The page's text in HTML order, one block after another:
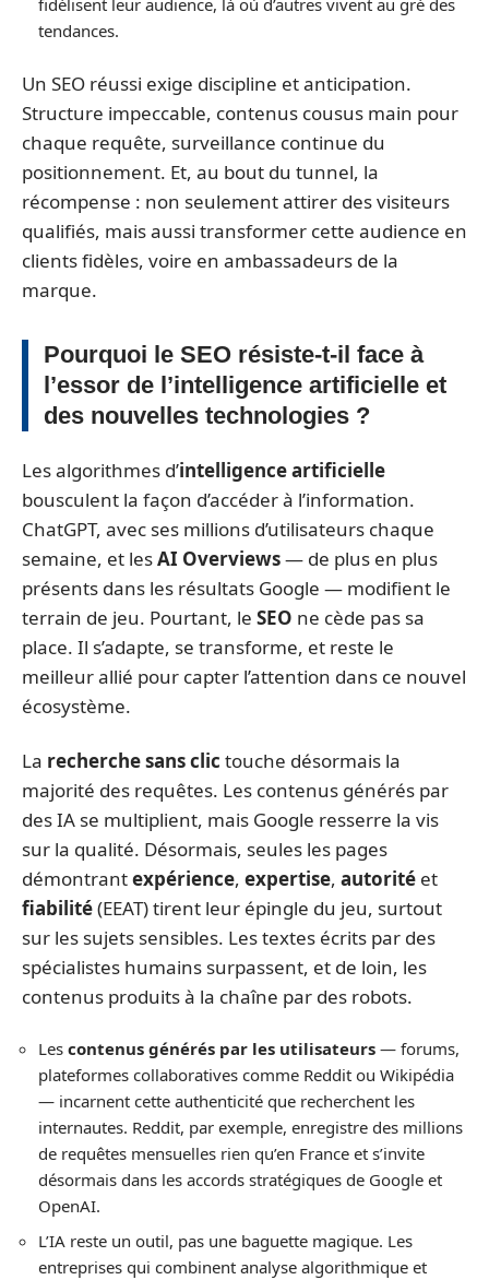
fidélisent leur audience, là où d’autres vivent au gré des
tendances.
Un SEO réussi exige discipline et anticipation.
Structure impeccable, contenus cousus main pour
chaque requête, surveillance continue du
positionnement. Et, au bout du tunnel, la
récompense : non seulement attirer des visiteurs
qualifiés, mais aussi transformer cette audience en
clients fidèles, voire en ambassadeurs de la
marque.
Pourquoi le SEO résiste-t-il face à
l’essor de l’intelligence artificielle et
des nouvelles technologies ?
Les algorithmes d’intelligence artificielle
bousculent la façon d’accéder à l’information.
ChatGPT, avec ses millions d’utilisateurs chaque
semaine, et lesAI Overviews— de plus en plus
présents dans les résultats Google — modifient le
terrain de jeu. Pourtant, le SEO ne cède pas sa
place. Il s’adapte, se transforme, et reste le
meilleur allié pour capter l’attention dans ce nouvel
écosystème.
La recherche sans clic touche désormais la
majorité des requêtes. Les contenus générés par
des IA se multiplient, mais Google resserre la vis
sur la qualité. Désormais, seules les pages
démontrantexpérience, expertise, autorité et
fiabilité(EEAT) tirent leur épingle du jeu, surtout
sur les sujets sensibles. Les textes écrits par des
spécialistes humains surpassent, et de loin, les
contenus produits à la chaîne par des robots.
Les contenus générés par les utilisateurs — forums,
plateformes collaboratives comme Reddit ou Wikipédia
— incarnent cette authenticité que recherchent les
internautes. Reddit, par exemple, enregistre des millions
de requêtes mensuelles rien qu’en France et s’invite
désormais dans les accords stratégiques de Google et
OpenAI.
L’IA reste un outil, pas une baguette magique. Les
entreprises qui combinent analyse algorithmique et